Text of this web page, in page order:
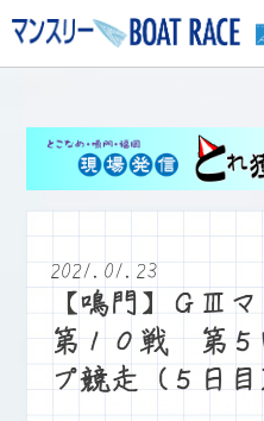
2021.01.23
【鳴門】ＧⅢ
第１０戦 第５
プ競走（５日目